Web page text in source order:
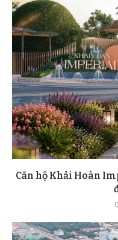
Căn hộ Khải Hoàn